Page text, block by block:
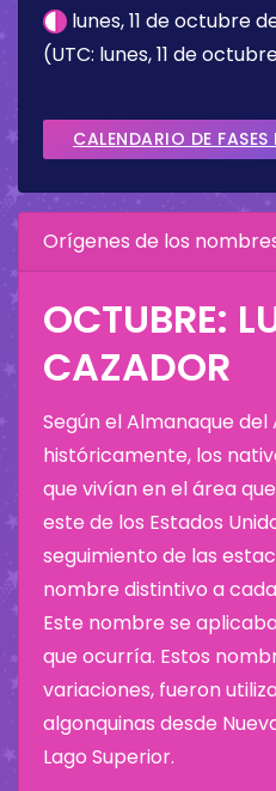
lunes, 11 de octubre
(UTC: lunes, 11 de
CALENDARIO DE FASES
Orígenes de los
OCTUBRE:
CAZADOR
Según el Almanaque
históricamente, los
que vivían en el área
este de los Estados
seguimiento de las
nombre distintivo a
Este nombre se
que ocurría. Estos
variaciones, fueron
algonquinas desde
Lago Superior.